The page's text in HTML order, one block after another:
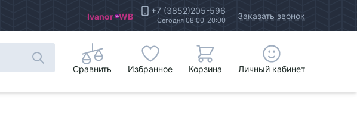
Ivanor WB +7 (3852)205-596
Сегодня 08:00-20:00 Заказать звонок
Сравнить Избранное Корзина Личный кабинет